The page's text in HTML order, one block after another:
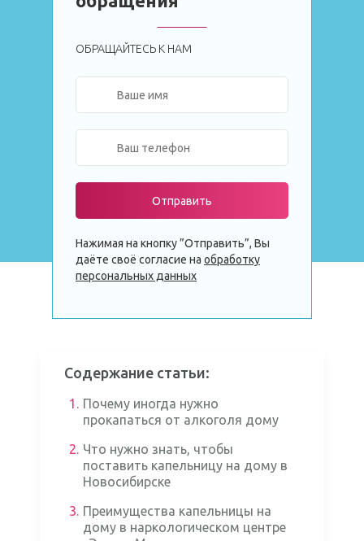
ОБРАЩАЙТЕСЬ К НАМ
Отправить
Нажимая на кнопку ”Отправить”, Вы
даёте своё согласие на обработку
персональных данных
Содержание статьи:
1. Почему иногда нужно
прокапаться от алкоголя дому
2. Что нужно знать, чтобы
поставить капельницу на дому в
Новосибирске
3. Преимущества капельницы на
дому в наркологическом центре